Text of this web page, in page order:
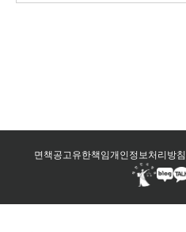
면책공고유한책임개인정보처리방침